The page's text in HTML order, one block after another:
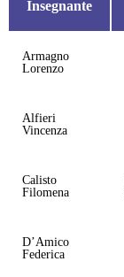
Insegnante
Armagno
Lorenzo
Alfieri
Vincenza
Calisto
Filomena
D’Amico
Federica